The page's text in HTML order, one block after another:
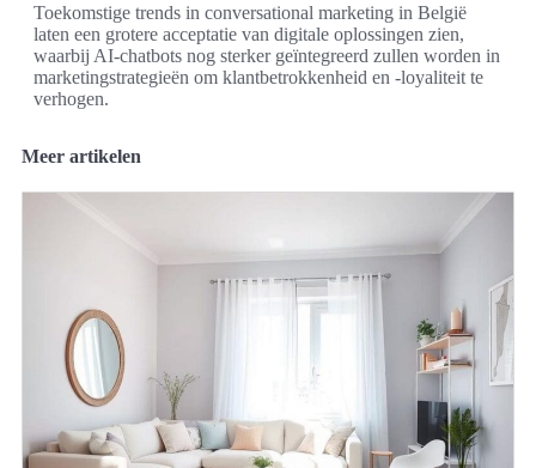
Toekomstige trends in conversational marketing in België
laten een grotere acceptatie van digitale oplossingen zien,
waarbij AI-chatbots nog sterker geïntegreerd zullen worden in
marketingstrategieën om klantbetrokkenheid en -loyaliteit te
verhogen.
Meer artikelen